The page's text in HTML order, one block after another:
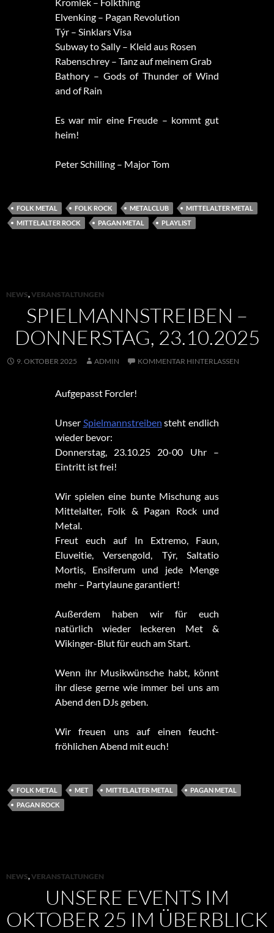
Elvenking – Pagan Revolution
Týr – Sinklars Visa
Subway to Sally – Kleid aus Rosen
Rabenschrey – Tanz auf meinem Grab
Bathory – Gods of Thunder of Wind
and of Rain
Es war mir eine Freude – kommt gut
heim!
Peter Schilling – Major Tom
FOLK METAL FOLK ROCK METALCLUB
MITTELALTER METAL
MITTELALTER ROCK
PAGAN METAL PLAYLIST
NEWS,VERANSTALTUNGEN
SPIELMANNSTREIBEN –
DONNERSTAG, 23.10.2025
9. OKTOBER 2025 ADMIN KOMMENTAR HINTERLASSEN
Aufgepasst Forcler!
Unser Spielmannstreiben steht endlich
wieder bevor:
Donnerstag, 23.10.25 20-00 Uhr –
Eintritt ist frei!
Wir spielen eine bunte Mischung aus
Mittelalter, Folk & Pagan Rock und
Metal.
Freut euch auf In Extremo, Faun,
Eluveitie, Versengold, Týr, Saltatio
Mortis, Ensiferum und jede Menge
mehr – Partylaune garantiert!
Außerdem haben wir für euch
natürlich wieder leckeren Met &
Wikinger-Blut für euch am Start.
Wenn ihr Musikwünsche habt, könnt
ihr diese gerne wie immer bei uns am
Abend den DJs geben.
Wir freuen uns auf einen feucht-
fröhlichen Abend mit euch!
FOLK METAL MET MITTELALTER METAL
PAGAN METAL
PAGAN ROCK
NEWS,VERANSTALTUNGEN
UNSERE EVENTS IM
OKTOBER 25 IM ÜBERBLICK